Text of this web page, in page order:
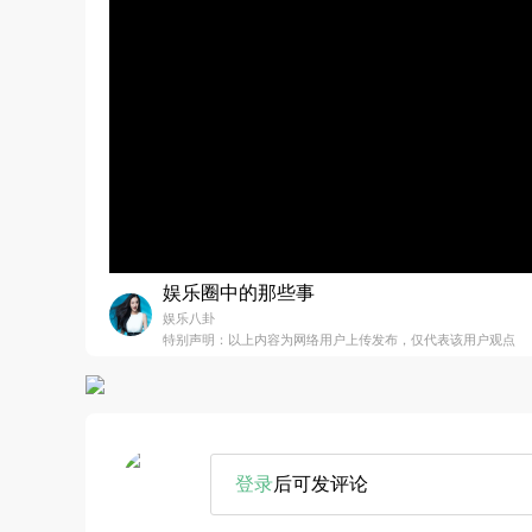
娱乐圈中的那些事
娱乐八卦
特别声明：以上内容为网络用户上传发布，仅代表该用户观点
登录后可发评论